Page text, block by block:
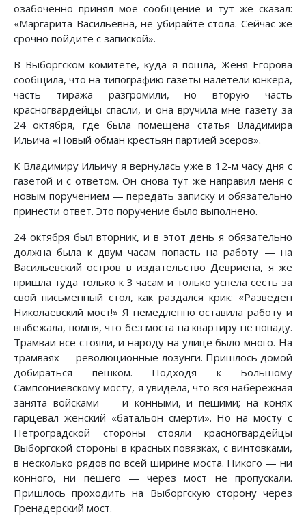
озабоченно принял мое сообщение и тут же сказал:
«Маргарита Васильевна, не убирайте стола. Сейчас же
срочно пойдите с запиской».
В Выборгском комитете, куда я пошла, Женя Егорова
сообщила, что на типографию газеты налетели юнкера,
часть тиража разгромили, но вторую часть
красногвардейцы спасли, и она вручила мне газету за
24 октября, где была помещена статья Владимира
Ильича «Новый обман крестьян партией эсеров».
К Владимиру Ильичу я вернулась уже в 12-м часу дня с
газетой и с ответом. Он снова тут же направил меня с
новым поручением — передать записку и обязательно
принести ответ. Это поручение было выполнено.
24 октября был вторник, и в этот день я обязательно
должна была к двум часам попасть на работу — на
Васильевский остров в издательство Девриена, я же
пришла туда только к 3 часам и только успела сесть за
свой письменный стол, как раздался крик: «Разведен
Николаевский мост!» Я немедленно оставила работу и
выбежала, помня, что без моста на квартиру не попаду.
Трамваи все стояли, и народу на улице было много. На
трамваях — революционные лозунги. Пришлось домой
добираться пешком. Подходя к Большому
Сампсониевскому мосту, я увидела, что вся набережная
занята войсками — и конными, и пешими; на конях
гарцевал женский «батальон смерти». Но на мосту с
Петроградской стороны стояли красногвардейцы
Выборгской стороны в красных повязках, с винтовками,
в несколько рядов по всей ширине моста. Никого — ни
конного, ни пешего — через мост не пропускали.
Пришлось проходить на Выборгскую сторону через
Гренадерский мост.